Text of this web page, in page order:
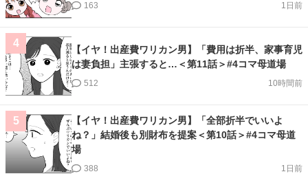
1日前
163
4
【イヤ！出産費ワリカン男】「費用は折半、家事育児
は妻負担」主張すると…＜第11話＞#4コマ母道場
10時間前
512
5
【イヤ！出産費ワリカン男】「全部折半でいいよ
ね？」結婚後も別財布を提案＜第10話＞#4コマ母道
場
1日前
388